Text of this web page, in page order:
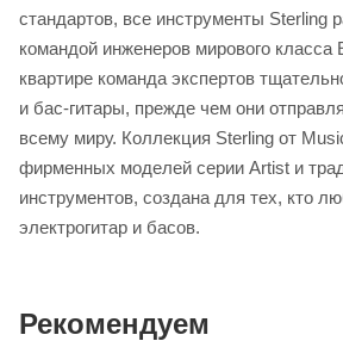
стандартов, все инструменты Sterling
командой инженеров мирового
квартире команда экспертов
и бас-гитары, прежде чем они
всему миру. Коллекция Sterling от
фирменных моделей серии Artist и
инструментов, создана для тех, кто
электрогитар и басов.
Рекомендуем